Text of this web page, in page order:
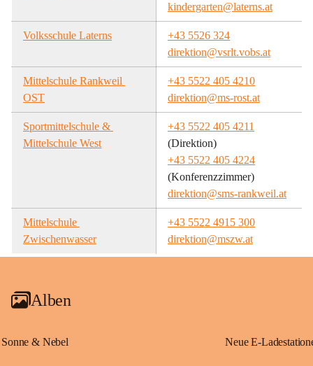
kindergarten@laterns.at
Volksschule Laterns
+43 5526 324
direktion@vsrlt.vobs.at
Mittelschule Rankweil
OST
+43 5522 405 4210
direktion@ms-rost.at
Sportmittelschule &
Mittelschule West
+43 5522 405 4211
(Direktion)
+43 5522 405 4224
(Konferenzzimmer)
direktion@sms-rankweil.at
Mittelschule
Zwischenwasser
+43 5522 4915 300
direktion@mszw.at
Alben
Sonne & Nebel